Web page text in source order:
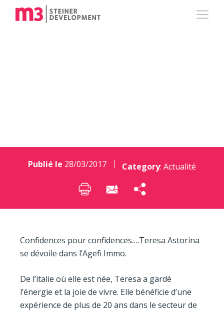
Publié le 28/03/2017 Category: Actualité
Confidences pour confidences….Teresa Astorina
se dévoile dans l’Agefi Immo.
De l’italie où elle est née, Teresa a gardé
l’énergie et la joie de vivre. Elle bénéficie d’une
expérience de plus de 20 ans dans le secteur de